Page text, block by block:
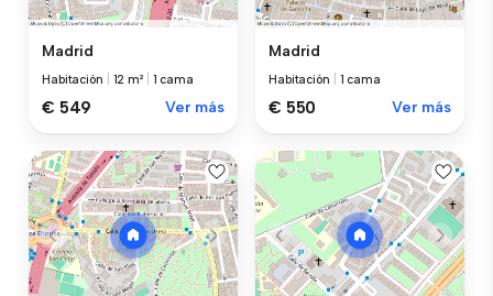
Madrid
Habitación 12 m² 1 cama
€ 549 Ver más
Madrid
Habitación 1 cama
€ 550 Ver más